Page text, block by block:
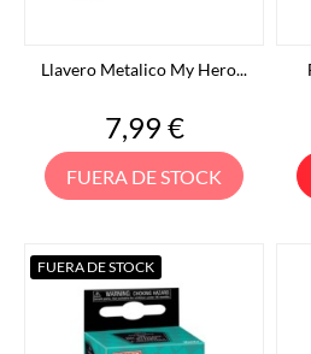
Llavero Metalico My Hero...
Precio
7,99 €
FUERA DE STOCK
FUERA DE STOCK